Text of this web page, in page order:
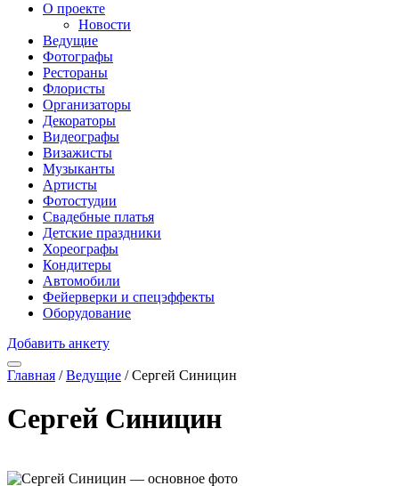
О проекте
Новости
Ведущие
Фотографы
Рестораны
Флористы
Организаторы
Декораторы
Видеографы
Визажисты
Музыканты
Артисты
Фотостудии
Свадебные платья
Детские праздники
Хореографы
Кондитеры
Автомобили
Фейерверки и спецэффекты
Оборудование
Добавить анкету
Главная / Ведущие / Сергей Синицин
Сергей Синицин